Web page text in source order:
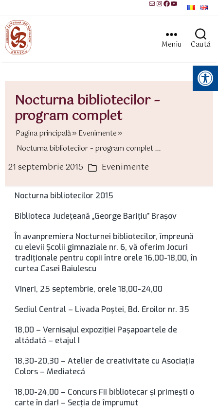
MailInstagram
Facebook
YouTube
Meniu Caută
Instrumente pentru accesibilitate
Nocturna bibliotecilor –
program complet
Pagina principală
Evenimente
Nocturna bibliotecilor – program complet ...
21 septembrie 2015 Categorii
Evenimente
Nocturna bibliotecilor 2015
Biblioteca Judeţeană „George Bariţiu” Braşov
În avanpremiera Nocturnei bibliotecilor, împreună
cu elevii Şcolii gimnaziale nr. 6, vă oferim Jocuri
tradiţionale pentru copii între orele 16,00-18,00, în
curtea Casei Baiulescu
Vineri, 25 septembrie, orele 18,00-24,00
Sediul Central – Livada Poştei, Bd. Eroilor nr. 35
18,00 – Vernisajul expoziţiei Paşapoartele de
altădată – etajul I
18,30-20,30 – Atelier de creativitate cu Asociaţia
Colors – Mediatecă
18,00-24,00 – Concurs Fii bibliotecar şi primeşti o
carte în dar! – Secţia de împrumut